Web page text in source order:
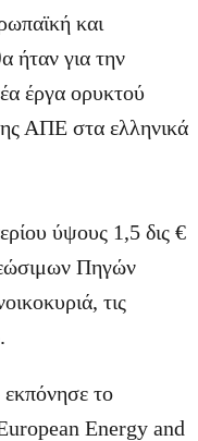
και
ήταν για την
έργα ορυκτού
ΑΠΕ στα ελληνικά
ύψους 1,5 δις €
Πηγών
τις
το
Energy and